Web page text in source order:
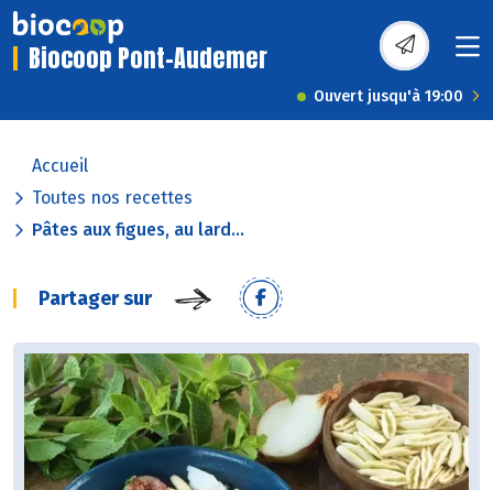
Biocoop Pont-Audemer
Ouvert jusqu'à 19:00
Accueil
Toutes nos recettes
Pâtes aux figues, au lard...
Partager sur